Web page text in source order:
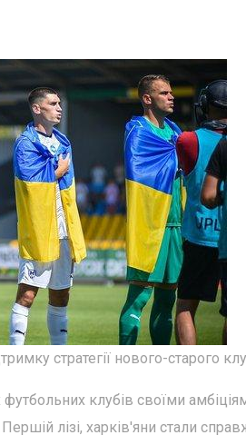
стратегії нового-старого
футбольних клубів своїми
лізі, харків'яни стали